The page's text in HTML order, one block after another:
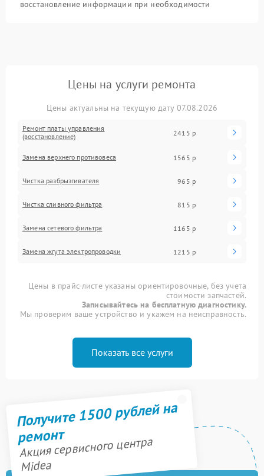
восстановление информации при необходимости
Цены на услуги ремонта
Цены актуальны на текущую дату 07.08.2026
Ремонт платы управления
(восстановление)
2415 р
Замена верхнего противовеса 1565 р
Чистка разбрызгивателя 965 р
Чистка сливного фильтра 815 р
Замена сетевого фильтра 1165 р
Замена жгута электропроводки 1215 р
Цены в прайс-листе указаны ориентировочные, без учета
стоимости запчастей.
Записывайтесь на бесплатную диагностику.
Мы проверим ваше устройство и укажем на неисправность.
Показать все услуги
Получите 1500 рублей на
ремонт
Акция сервисного центра
Midea